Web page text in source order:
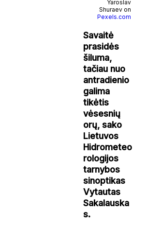
Yaroslav
Shuraev on
Pexels.com
Savaitė
prasidės
šiluma,
tačiau nuo
antradienio
galima
tikėtis
vėsesnių
orų, sako
Lietuvos
Hidrometeo
rologijos
tarnybos
sinoptikas
Vytautas
Sakalauska
s.